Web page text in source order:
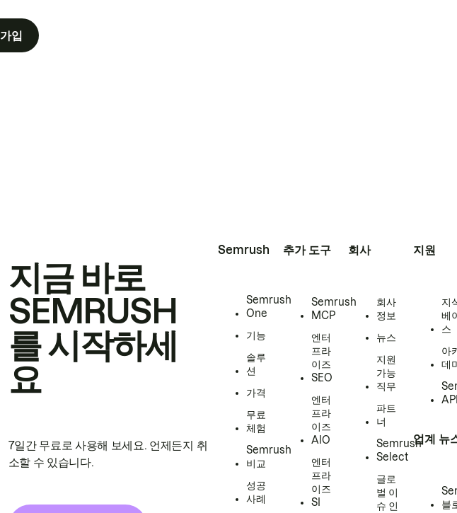
가입
지금 바로
SEMRUSH
를 시작하세
요
7일간 무료로 사용해 보세요. 언제든지 취
소할 수 있습니다.
Semrush
Semrush
One
기능
솔루
션
가격
무료
체험
Semrush
비교
성공
사례
추가 도구
Semrush
MCP
엔터
프라
이즈
SEO
엔터
프라
이즈
AIO
엔터
프라
이즈
SI
회사
회사
정보
뉴스
지원
가능
직무
파트
너
Semrush
Select
글로
벌 이
슈 인
지원
지
베
스
아
데
업계 뉴
블